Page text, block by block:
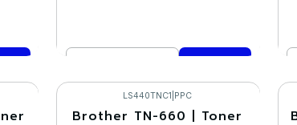
Comprar ahora
-30%
LS440TNC1 PPC
Brother TN-660 | Toner